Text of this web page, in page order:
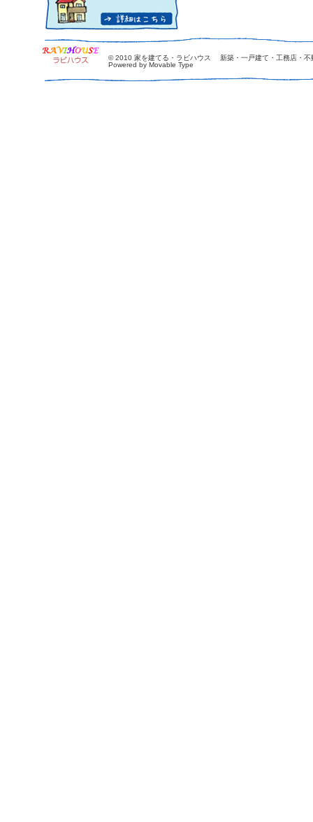
© 2010 家を建てる・ラビハウス 新築・一戸建て・工務店・不
Powered by Movable Type